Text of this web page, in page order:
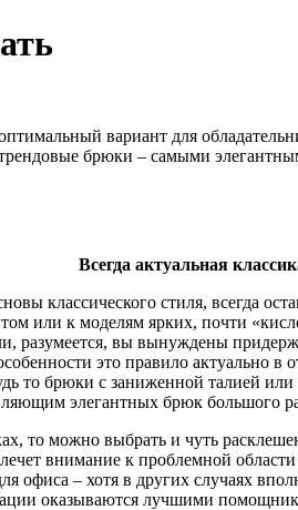
вариант для
брюки – самыми
Всегда актуальная
классического стиля, всегда
или к моделям ярких, почти
разумеется, вы вынуждены
это правило актуально
то брюки с заниженной талией
элегантных брюк большого
то можно выбрать и чуть
внимание к проблемной
– хотя в других случаях
оказываются лучшими